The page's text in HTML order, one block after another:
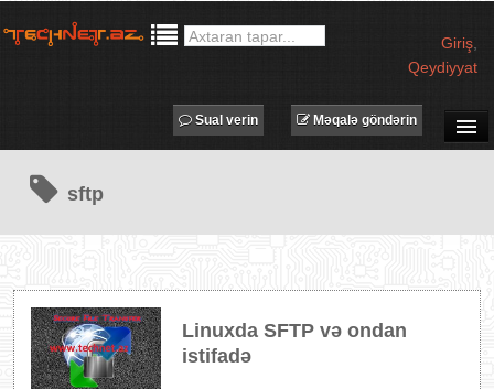
Giriş
Qeydiyyat
MƏQALƏLƏR
PROQRAMLAR
Məqalə göndərin
Sual verin
sftp
Linuxda SFTP və ondan
istifadə